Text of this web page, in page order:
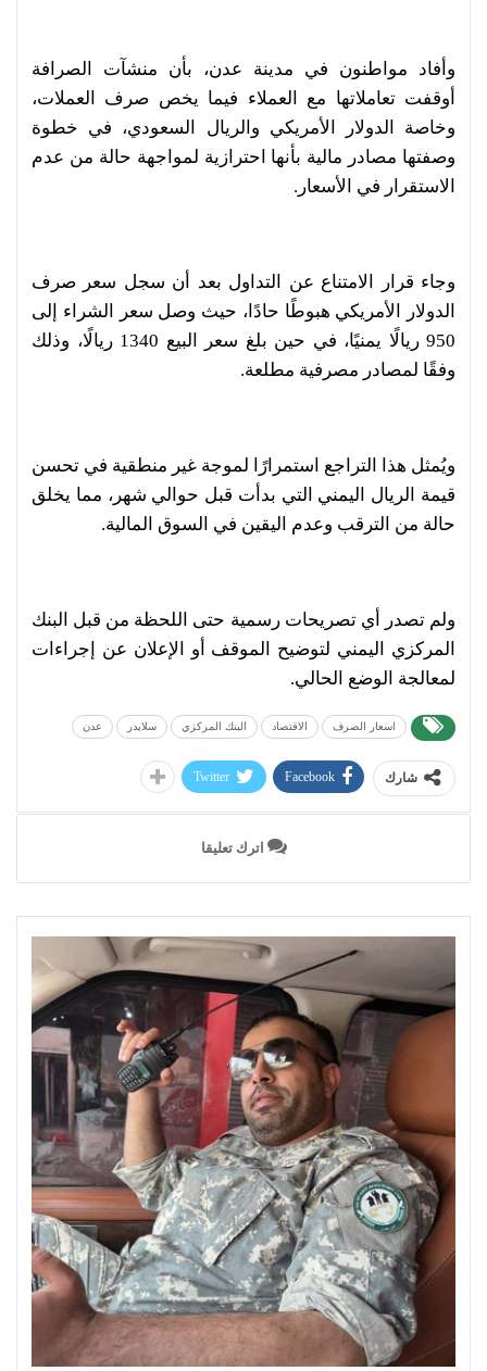
وأفاد مواطنون في مدينة عدن، بأن منشآت الصرافة
أوقفت تعاملاتها مع العملاء فيما يخص صرف العملات،
وخاصة الدولار الأمريكي والريال السعودي، في خطوة
وصفتها مصادر مالية بأنها احترازية لمواجهة حالة من عدم
الاستقرار في الأسعار.
وجاء قرار الامتناع عن التداول بعد أن سجل سعر صرف
الدولار الأمريكي هبوطًا حادًا، حيث وصل سعر الشراء إلى
950 ريالًا يمنيًا، في حين بلغ سعر البيع 1340 ريالًا، وذلك
وفقًا لمصادر مصرفية مطلعة.
ويُمثل هذا التراجع استمرارًا لموجة غير منطقية في تحسن
قيمة الريال اليمني التي بدأت قبل حوالي شهر، مما يخلق
حالة من الترقب وعدم اليقين في السوق المالية.
ولم تصدر أي تصريحات رسمية حتى اللحظة من قبل البنك
المركزي اليمني لتوضيح الموقف أو الإعلان عن إجراءات
لمعالجة الوضع الحالي.
اسعار الصرف الاقتصاد البنك المركزي سلايدر عدن
شارك Facebook
Twitter
اترك تعليقا